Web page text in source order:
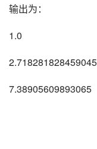
输出为：
1.0
2.718281828459045
7.38905609893065